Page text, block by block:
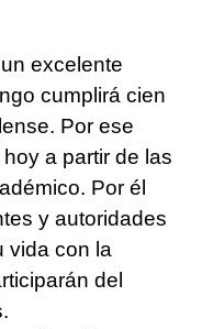
excelente
cumplirá cien
Por ese
a partir de las
Por él
y autoridades
vida con la
del